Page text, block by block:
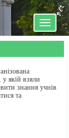
Toggle
якій взяли
знання учнів
та